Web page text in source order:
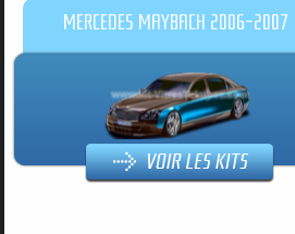
MERCEDES MAYBACH 2006-2007